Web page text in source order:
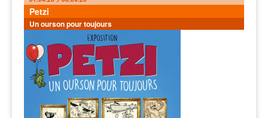
Petzi
Un ourson pour toujours